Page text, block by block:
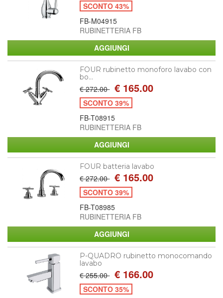
SCONTO 43%
FB-M04915
RUBINETTERIA FB
FOUR rubinetto monoforo lavabo con
bo...
€ 272.00 € 165.00
SCONTO 39%
FB-T08915
RUBINETTERIA FB
FOUR batteria lavabo
€ 272.00 € 165.00
SCONTO 39%
FB-T08985
RUBINETTERIA FB
P-QUADRO rubinetto monocomando
lavabo
€ 255.00 € 166.00
SCONTO 35%